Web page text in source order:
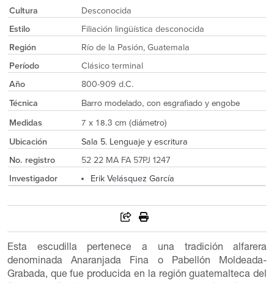
Cultura
Desconocida
Estilo
Filiación lingüística desconocida
Región
Río de la Pasión, Guatemala
Período
Clásico terminal
Año
800-909 d.C.
Técnica
Barro modelado, con esgrafiado y engobe
Medidas 7 x 18.3 cm (diámetro)
Ubicación
Sala 5. Lenguaje y escritura
No. registro
52 22 MA FA 57PJ 1247
Investigador
Erik Velásquez García
Esta escudilla pertenece a una tradición alfarera
denominada Anaranjada Fina o Pabellón Moldeada-
Grabada, que fue producida en la región guatemalteca del